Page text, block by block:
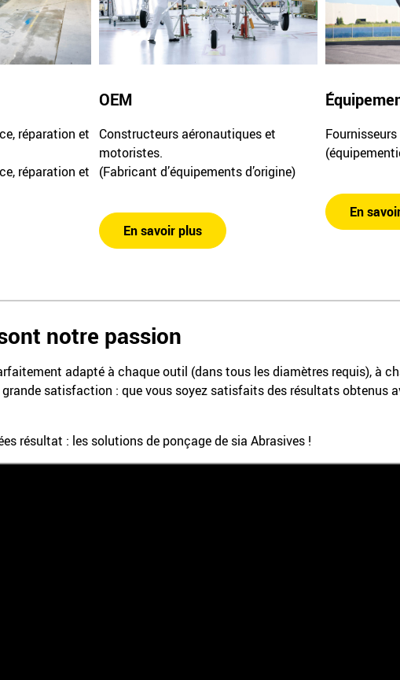
réparation et
réparation et
OEM
Constructeurs aéronautiques et
motoristes.
(Fabricant d’équipements d’origine)
En savoir plus
En
notre passion
adapté à chaque outil (dans tous les diamètres requis), à
satisfaction : que vous soyez satisfaits des résultats obtenus
résultat : les solutions de ponçage de sia Abrasives !